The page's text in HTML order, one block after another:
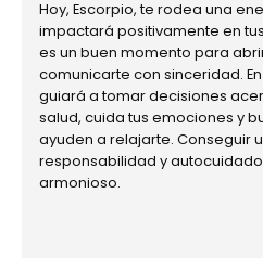
Hoy, Escorpio, te rodea una
impactará positivamente en
es un buen momento para
comunicarte con sinceridad.
guiará a tomar decisiones
salud, cuida tus emociones y
ayuden a relajarte. Conseguir
responsabilidad y
armonioso.